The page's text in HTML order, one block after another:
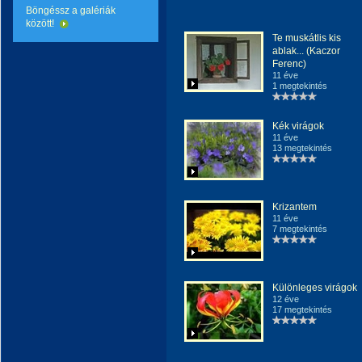
Böngéssz a galériák
között!
Te muskátlis kis
ablak... (Kaczor
Ferenc)
11 éve
1 megtekintés
Kék virágok
11 éve
13 megtekintés
Krizantem
11 éve
7 megtekintés
Különleges virágok
12 éve
17 megtekintés